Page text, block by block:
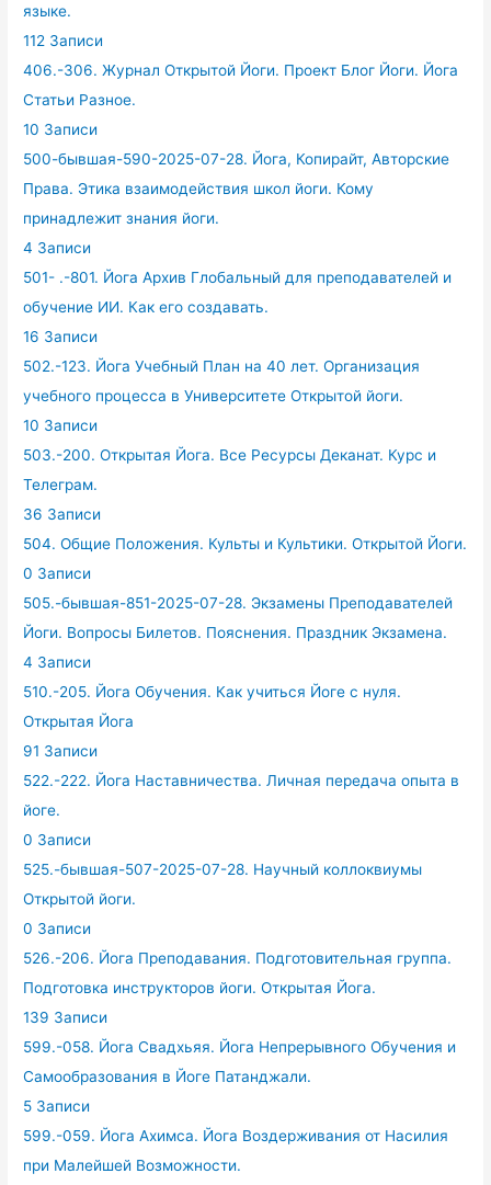
языке.
112 Записи
406.-306. Журнал Открытой Йоги. Проект Блог Йоги. Йога
Статьи Разное.
10 Записи
500-бывшая-590-2025-07-28. Йога, Копирайт, Авторские
Права. Этика взаимодействия школ йоги. Кому
принадлежит знания йоги.
4 Записи
501- .-801. Йога Архив Глобальный для преподавателей и
обучение ИИ. Как его создавать.
16 Записи
502.-123. Йога Учебный План на 40 лет. Организация
учебного процесса в Университете Открытой йоги.
10 Записи
503.-200. Открытая Йога. Все Ресурсы Деканат. Курс и
Телеграм.
36 Записи
504. Общие Положения. Культы и Культики. Открытой Йоги.
0 Записи
505.-бывшая-851-2025-07-28. Экзамены Преподавателей
Йоги. Вопросы Билетов. Пояснения. Праздник Экзамена.
4 Записи
510.-205. Йога Обучения. Как учиться Йоге с нуля.
Открытая Йога
91 Записи
522.-222. Йога Наставничества. Личная передача опыта в
йоге.
0 Записи
525.-бывшая-507-2025-07-28. Научный коллоквиумы
Открытой йоги.
0 Записи
526.-206. Йога Преподавания. Подготовительная группа.
Подготовка инструкторов йоги. Открытая Йога.
139 Записи
599.-058. Йога Свадхьяя. Йога Непрерывного Обучения и
Самообразования в Йоге Патанджали.
5 Записи
599.-059. Йога Ахимса. Йога Воздерживания от Насилия
при Малейшей Возможности.